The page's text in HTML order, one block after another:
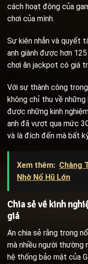
cách hoạt động của
chơi của mình.
Sự kiên nhẫn và quyết
anh giành được hơn
chơi ăn jackpot có giá
Với sự thành công
không chỉ thu về
được những kinh
anh đã vượt qua mức
và là đích đến mà bất
Xem thêm: Chàng
Nhờ Nổ Hũ Lớn
Chia sẻ về kinh
giá
An chia sẻ rằng trong
mà nhiều người thường
hệ thống bảo mật của